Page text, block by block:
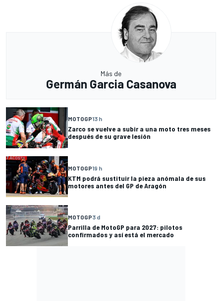
Más de
Germán Garcia Casanova
MOTOGP13 h
Zarco se vuelve a subir a una moto tres meses
después de su grave lesión
MOTOGP19 h
KTM podrá sustituir la pieza anómala de sus
motores antes del GP de Aragón
MOTOGP3 d
Parrilla de MotoGP para 2027: pilotos
confirmados y así está el mercado